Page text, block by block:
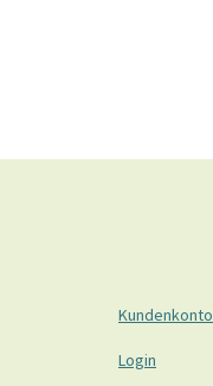
Kundenkonto
Login